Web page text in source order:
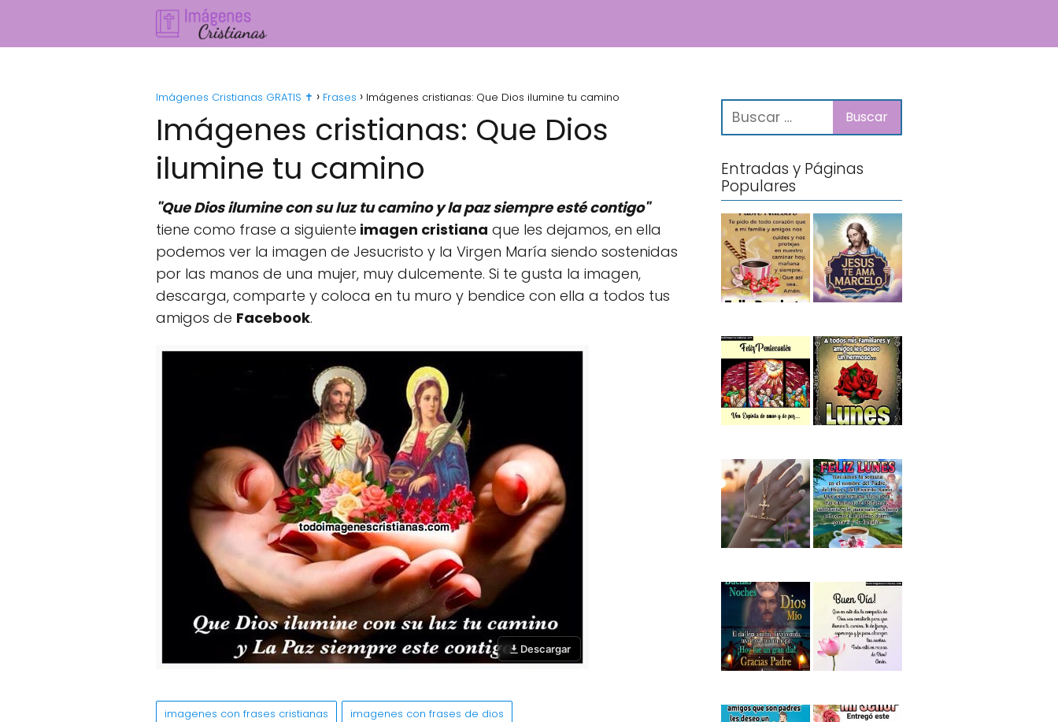
Imágenes Cristianas GRATIS ✝️ Frases Imágenes cristianas: Que Dios ilumine tu camino
Imágenes cristianas: Que Dios
ilumine tu camino
"Que Dios ilumine con su luz tu camino y la paz siempre esté contigo"
tiene como frase a siguiente imagen cristiana que les dejamos, en ella
podemos ver la imagen de Jesucristo y la Virgen María siendo sostenidas
por las manos de una mujer, muy dulcemente. Si te gusta la imagen,
descarga, comparte y coloca en tu muro y bendice con ella a todos tus
amigos de Facebook.
Descargar
imagenes con frases cristianas imagenes con frases de dios
Entradas y Páginas
Populares